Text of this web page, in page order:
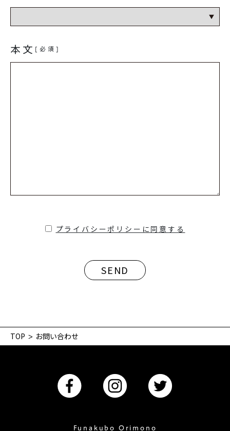
本文 [必須]
プライバシーポリシーに同意する
TOP お問い合わせ
Funakubo Orimono